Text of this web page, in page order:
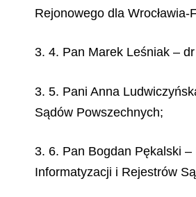
Rejonowego dla Wrocławia-
3. 4. Pan Marek Leśniak –
3. 5. Pani Anna
Sądów Powszechnych;
3. 6. Pan Bogdan Pękalski –
Informatyzacji i Rejestrów